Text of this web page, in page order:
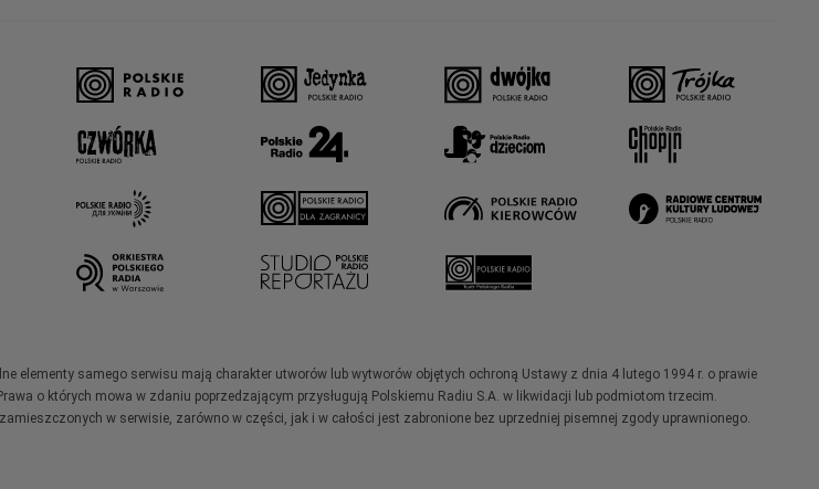
elementy samego serwisu mają charakter utworów lub wytworów objętych ochroną Ustawy z dnia 4 lutego 1994 r. o prawie
o których mowa w zdaniu poprzedzającym przysługują Polskiemu Radiu S.A. w likwidacji lub podmiotom trzecim.
w serwisie, zarówno w części, jak i w całości jest zabronione bez uprzedniej pisemnej zgody uprawnionego.